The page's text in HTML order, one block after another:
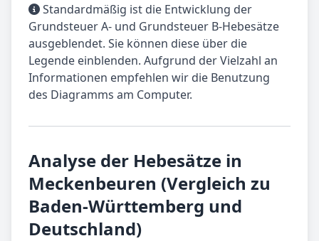
Standardmäßig ist die Entwicklung der
Grundsteuer A- und Grundsteuer B-Hebesätze
ausgeblendet. Sie können diese über die
Legende einblenden. Aufgrund der Vielzahl an
Informationen empfehlen wir die Benutzung
des Diagramms am Computer.
Analyse der Hebesätze in
Meckenbeuren (Vergleich zu
Baden-Württemberg und
Deutschland)